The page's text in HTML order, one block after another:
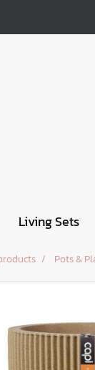
Living Sets
Pots &